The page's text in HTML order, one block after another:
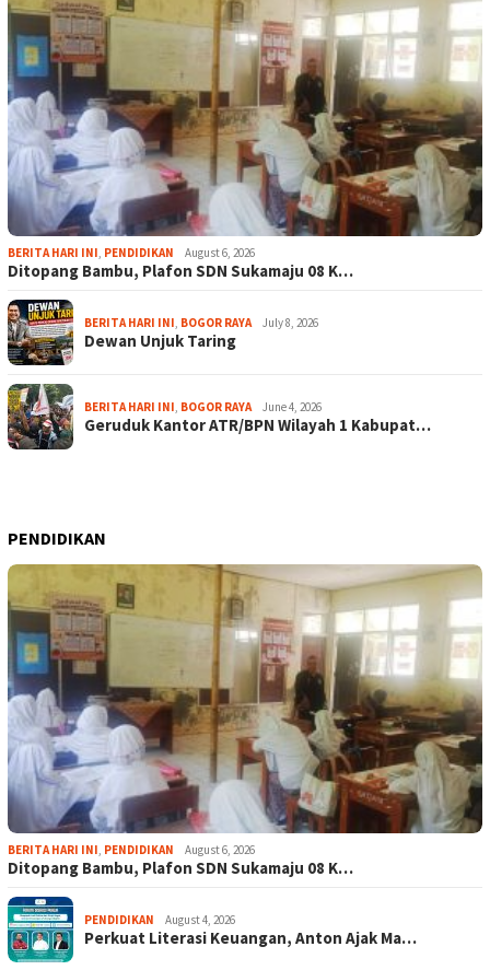
BERITA HARI INI, PENDIDIKAN August 6, 2026
Ditopang Bambu, Plafon SDN Sukamaju 08 K…
BERITA HARI INI, BOGOR RAYA July 8, 2026
Dewan Unjuk Taring
BERITA HARI INI, BOGOR RAYA June 4, 2026
Geruduk Kantor ATR/BPN Wilayah 1 Kabupat…
PENDIDIKAN
BERITA HARI INI, PENDIDIKAN August 6, 2026
Ditopang Bambu, Plafon SDN Sukamaju 08 K…
PENDIDIKAN August 4, 2026
Perkuat Literasi Keuangan, Anton Ajak Ma…